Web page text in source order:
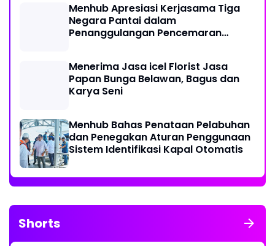
Menhub Apresiasi Kerjasama Tiga
Negara Pantai dalam
Penanggulangan Pencemaran
Menerima Jasa icel Florist Jasa
Papan Bunga Belawan, Bagus dan
Karya Seni
Menhub Bahas Penataan Pelabuhan
dan Penegakan Aturan Penggunaan
Sistem Identifikasi Kapal Otomatis
Shorts